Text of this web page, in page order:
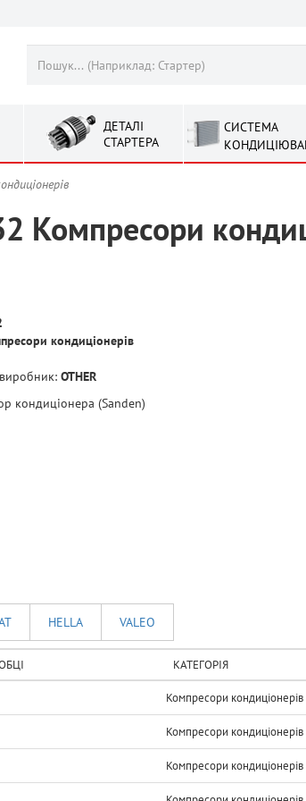
ДЕТАЛІ
СТАРТЕРА
СИСТЕМА
Компресори
кондиціонерів
OTHER
кондицiонера (Sanden)
HELLA VALEO
КАТЕГОРІЯ
Компресори кондиціонерів
Компресори кондиціонерів
Компресори кондиціонерів